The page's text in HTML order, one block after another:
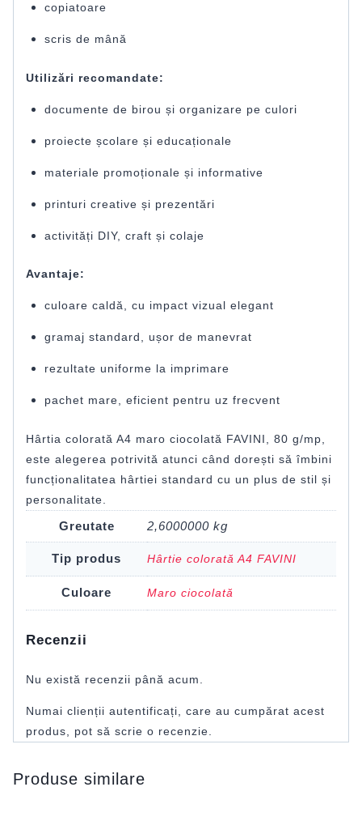
copiatoare
scris de mână
Utilizări recomandate:
documente de birou și organizare pe culori
proiecte școlare și educaționale
materiale promoționale și informative
printuri creative și prezentări
activități DIY, craft și colaje
Avantaje:
culoare caldă, cu impact vizual elegant
gramaj standard, ușor de manevrat
rezultate uniforme la imprimare
pachet mare, eficient pentru uz frecvent
Hârtia colorată A4 maro ciocolată FAVINI, 80 g/mp,
este alegerea potrivită atunci când dorești să îmbini
funcționalitatea hârtiei standard cu un plus de stil și
personalitate.
Greutate 2,6000000 kg
Tip produs Hârtie colorată A4 FAVINI
Culoare Maro ciocolată
Recenzii
Nu există recenzii până acum.
Numai clienții autentificați, care au cumpărat acest
produs, pot să scrie o recenzie.
Produse similare